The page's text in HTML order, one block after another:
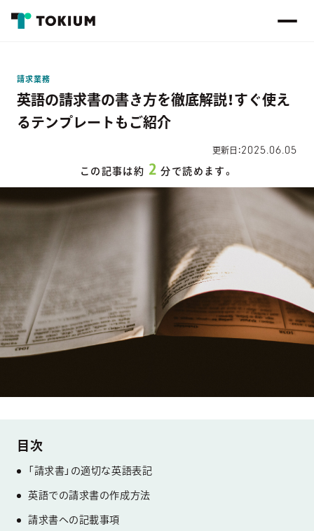
請求業務
英語の請求書の書き方を徹底解説！すぐ使え
るテンプレートもご紹介
更新日：2025.06.05
この記事は約 2分で読めます。
「請求書」の適切な英語表記
英語での請求書の作成方法
請求書への記載事項